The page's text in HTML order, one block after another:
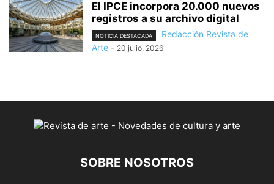
El IPCE incorpora 20.000 nuevos
registros a su archivo digital
NOTICIA DESTACADA
Redacción Revista de
Arte - 20 julio, 2026
SOBRE NOSOTROS